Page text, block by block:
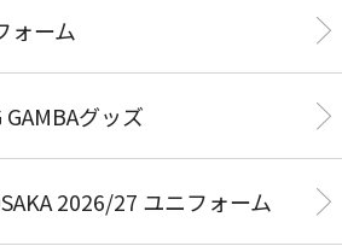
ォーム
グッズ
2026/27 ユニフォーム